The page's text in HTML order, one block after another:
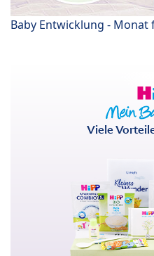
Baby Entwicklung -
Viele